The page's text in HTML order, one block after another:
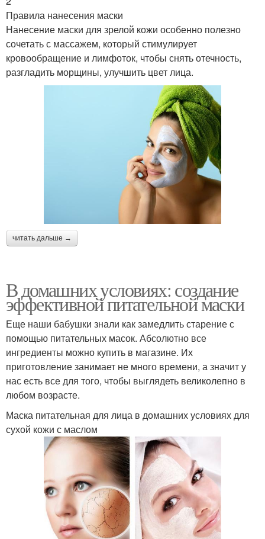
Правила нанесения маски
Нанесение маски для зрелой кожи особенно полезно
сочетать с массажем, который стимулирует
кровообращение и лимфоток, чтобы снять отечность,
разгладить морщины, улучшить цвет лица.
читать дальше →
В домашних условиях: создание
эффективной питательной маски
Еще наши бабушки знали как замедлить старение с
помощью питательных масок. Абсолютно все
ингредиенты можно купить в магазине. Их
приготовление занимает не много времени, а значит у
нас есть все для того, чтобы выглядеть великолепно в
любом возрасте.
Маска питательная для лица в домашних условиях для
сухой кожи с маслом